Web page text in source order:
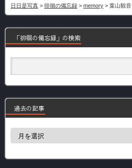
日日是写真 > 徘徊の備忘録 > memory > 葉山観音
「徘徊の備忘録」の検索
過去の記事
過
事